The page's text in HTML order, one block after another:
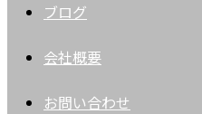
ブログ
会社概要
お問い合わせ